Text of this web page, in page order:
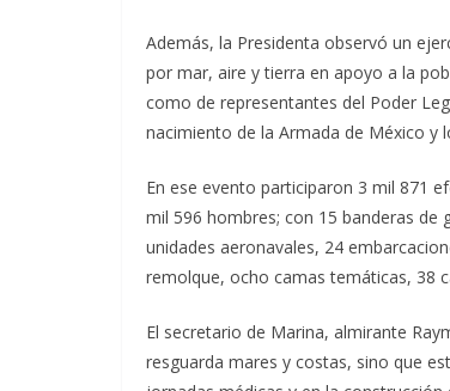
Además, la Presidenta observó un
por mar, aire y tierra en apoyo a la
como de representantes del Poder
nacimiento de la Armada de México y
En ese evento participaron 3 mil 871
mil 596 hombres; con 15 banderas de
unidades aeronavales, 24
remolque, ocho camas temáticas, 38
El secretario de Marina, almirante
resguarda mares y costas, sino que